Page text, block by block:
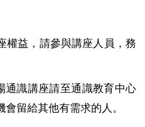
權益，請參與講座人員，務
通識講座請至通識教育中心
留給其他有需求的人。